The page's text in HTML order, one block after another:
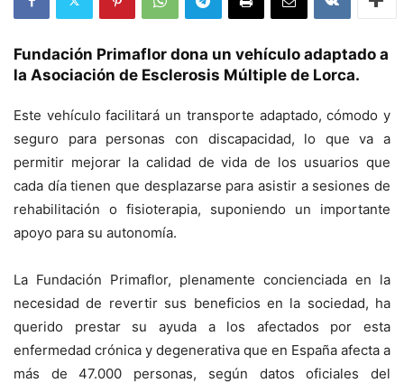
Fundación Primaflor dona un vehículo adaptado a
la Asociación de Esclerosis Múltiple de Lorca.
Este vehículo facilitará un transporte adaptado, cómodo y
seguro para personas con discapacidad, lo que va a
permitir mejorar la calidad de vida de los usuarios que
cada día tienen que desplazarse para asistir a sesiones de
rehabilitación o fisioterapia, suponiendo un importante
apoyo para su autonomía.
La Fundación Primaflor, plenamente concienciada en la
necesidad de revertir sus beneficios en la sociedad, ha
querido prestar su ayuda a los afectados por esta
enfermedad crónica y degenerativa que en España afecta a
más de 47.000 personas, según datos oficiales del